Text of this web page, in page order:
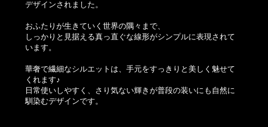
デザインされました。
おふたりが生きていく世界の隅々まで、
しっかりと見据える真っ直ぐな線形がシンプルに表現されて
います。
華奢で繊細なシルエットは、手元をすっきりと美しく魅せて
くれます♪
日常使いしやすく、さり気ない輝きが普段の装いにも自然に
馴染むデザインです。